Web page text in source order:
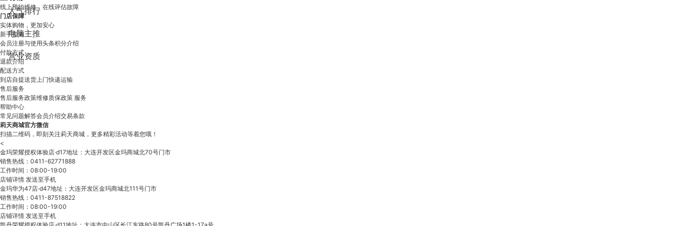
人气排行
电脑主推
营业资质
线上预约维修，在线评估故障
门店保障
实体购物，更加安心
新手指南
会员注册与使用头条积分介绍
付款方式
退款介绍
配送方式
到店自提送货上门快递运输
售后服务
售后服务政策维修质保政策 服务
帮助中心
常见问题解答会员介绍交易条款
莉天商城官方微信
扫描二维码，即刻关注莉天商城，更多精彩活动等着您哦！
<
金玛荣耀授权体验店·d17地址：大连开发区金玛商城北70号门市
销售热线：0411-62771888
工作时间：08:00-19:00
店铺详情 发送至手机
金玛华为47店·d47地址：大连开发区金玛商城北111号门市
销售热线：0411-87518822
工作时间：08:00-19:00
店铺详情 发送至手机